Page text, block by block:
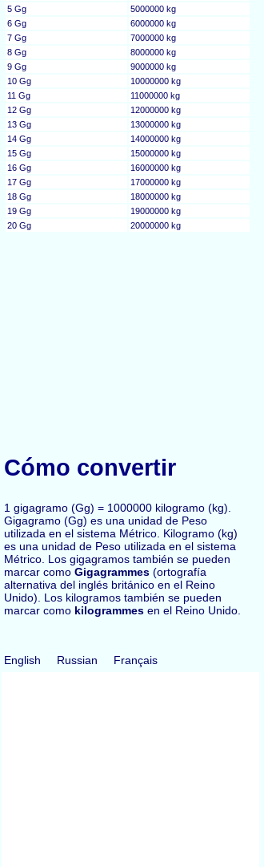
5 Gg
5000000 kg
6 Gg
6000000 kg
7 Gg
7000000 kg
8 Gg
8000000 kg
9 Gg
9000000 kg
10 Gg
10000000 kg
11 Gg
11000000 kg
12 Gg
12000000 kg
13 Gg
13000000 kg
14 Gg
14000000 kg
15 Gg
15000000 kg
16 Gg
16000000 kg
17 Gg
17000000 kg
18 Gg
18000000 kg
19 Gg
19000000 kg
20 Gg
20000000 kg
Cómo convertir
1 gigagramo (Gg) = 1000000 kilogramo (kg).
Gigagramo (Gg) es una unidad de Peso
utilizada en el sistema Métrico. Kilogramo (kg)
es una unidad de Peso utilizada en el sistema
Métrico. Los gigagramos también se pueden
marcar como Gigagrammes (ortografía
alternativa del inglés británico en el Reino
Unido). Los kilogramos también se pueden
marcar como kilogrammes en el Reino Unido.
English Russian Français